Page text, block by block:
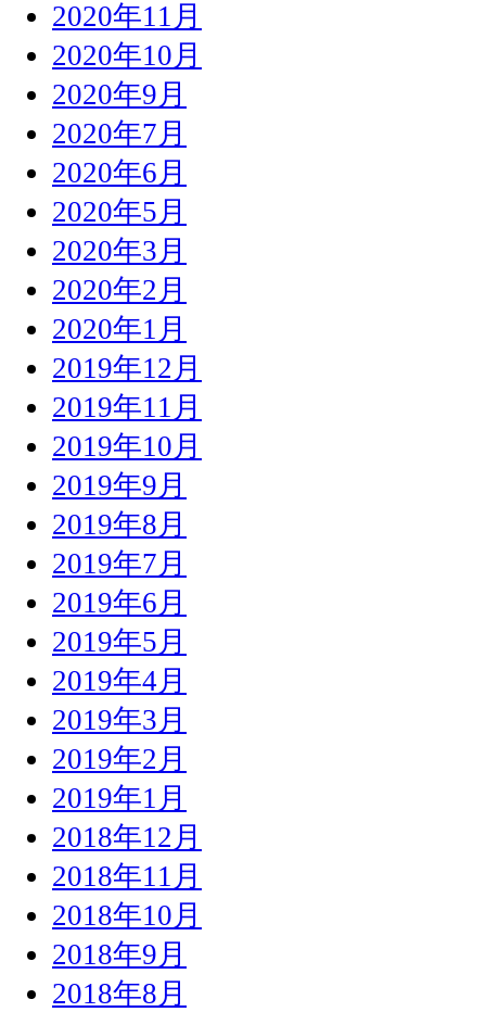
2020年11月
2020年10月
2020年9月
2020年7月
2020年6月
2020年5月
2020年3月
2020年2月
2020年1月
2019年12月
2019年11月
2019年10月
2019年9月
2019年8月
2019年7月
2019年6月
2019年5月
2019年4月
2019年3月
2019年2月
2019年1月
2018年12月
2018年11月
2018年10月
2018年9月
2018年8月